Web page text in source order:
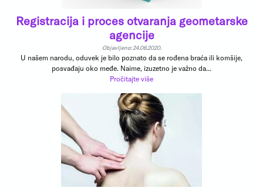
Registracija i proces otvaranja geometarske
agencije
Objavljeno: 24.06.2020.
U našem narodu, oduvek je bilo poznato da se rođena braća ili komšije,
posvađaju oko međe. Naime, izuzetno je važno da...
Pročitajte više